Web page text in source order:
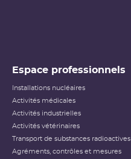
Espace professionnels
Installations nucléaires
Activités médicales
Activités industrielles
Activités vétérinaires
Transport de substances radioactives
Agréments, contrôles et mesures